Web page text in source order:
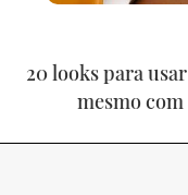
20 looks para
mesmo